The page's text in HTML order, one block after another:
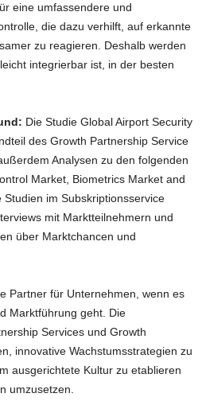
eine umfassendere und
die dazu verhilft, auf erkannte
zu reagieren. Deshalb werden
integrierbar ist, in der besten
Die Studie Global Airport Security
des Growth Partnership Service
Analysen zu den folgenden
Market, Biometrics Market and
im Subskriptionsservice
mit Marktteilnehmern und
über Marktchancen und
Partner für Unternehmen, wenn es
Marktführung geht. Die
Services und Growth
innovative Wachstumsstrategien zu
ausgerichtete Kultur zu etablieren
umzusetzen.